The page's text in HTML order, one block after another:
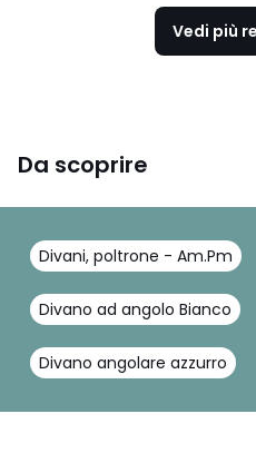
Vedi più
Da scoprire
Divani, poltrone - Am.Pm
Divano ad angolo Bianco
Divano angolare azzurro